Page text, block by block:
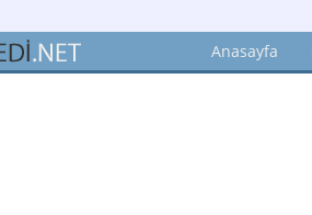
Anasayfa